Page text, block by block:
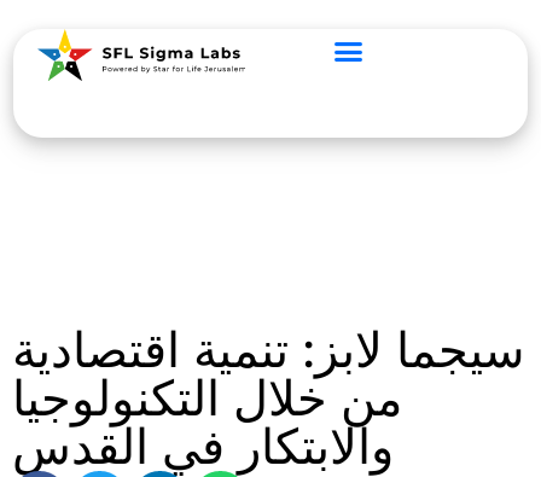
سيجما لابز: تنمية اقتصادية
من خلال التكنولوجيا
والابتكار في القدس